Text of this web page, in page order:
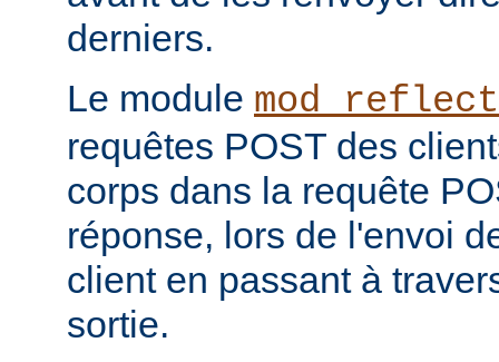
derniers.
Le module
requêtes POST des
corps dans la requête
réponse, lors de l'envoi
client en passant à
sortie.